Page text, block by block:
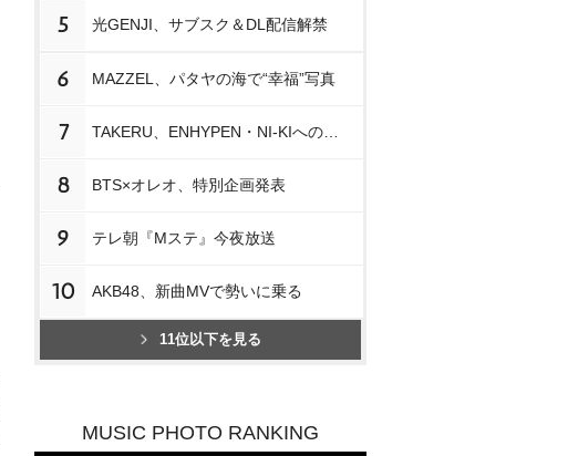
5 光GENJI、サブスク＆DL配信解禁
6 MAZZEL、パタヤの海で“幸福”写真
7
8 BTS×オレオ、特別企画発表
9 テレ朝『Mステ』今夜放送
10 AKB48、新曲MVで勢いに乗る
11位以下を見る
MUSIC PHOTO RANKING